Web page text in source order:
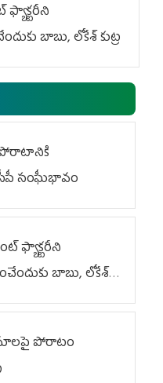
బాబు, లోకేశ్ కుట్ర
సంఘీభావం
ఫ్యాక్టరీని
బాబు, లోకేశ్
పోరాటం